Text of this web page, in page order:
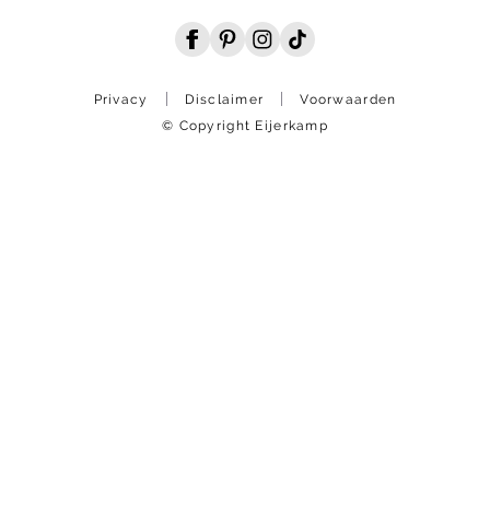
Privacy Disclaimer
Voorwaarden
© Copyright Eijerkamp